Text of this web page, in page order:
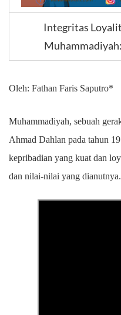
Integritas
Oleh: Fathan Faris Saputro*
Muhammadiyah, sebuah
Ahmad Dahlan pada tahun
kepribadian yang kuat dan
dan nilai-nilai yang dianutnya.